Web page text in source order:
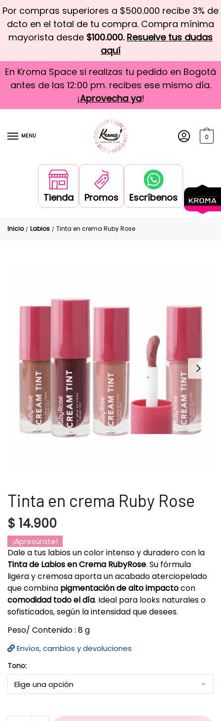
Por compras superiores a $500.000 recibe 3% de
dcto en el total de tu compra. Compra mínima
mayorista desde $100.000. Resuelve tus dudas
aquí
En Kroma Space si realizas tu pedido en Bogotá
antes de las 12:00 pm. recibes ese mismo día.
¡Aprovecha ya!
MENU 0
Tienda Promos Escríbenos
Inicio / Labios / Tinta en crema Ruby Rose
Tinta en crema Ruby Rose
$ 14.900
¡Apresúrate!
Dale a tus labios un color intenso y duradero con la
Tinta de Labios en Crema RubyRose. Su fórmula
ligera y cremosa aporta un acabado aterciopelado
que combina pigmentación de alto impactocon
comodidad todo el día. Ideal para looks naturales o
sofisticados, según la intensidad que desees.
Peso/ Contenido : 8 g
Envíos, cambios y devoluciones
Tono: